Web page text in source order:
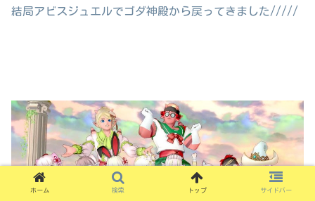
結局アビスジュエルでゴダ神殿から戻ってきました/////
ホーム 検索 トップ サイドバー